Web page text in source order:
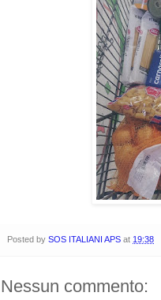
Posted by SOS ITALIANI APS at 19:38
Nessun commento: